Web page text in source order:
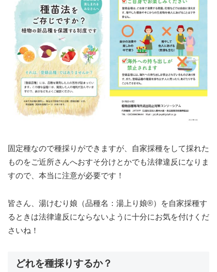
固定種なので種採りができますが、自家採種をして採れた
ものをご近所さんへおすそ分けとかでも法律違反になりま
すので、本当に注意が必要です！
皆さん、湯けむり娘（品種名：湯上り娘®）を自家採種す
るときは法律違反にならないように十分にお気を付けくだ
さいね！
どれを種採りするか？